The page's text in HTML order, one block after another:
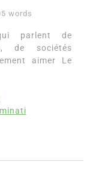
words
parlent de
de sociétés
aimer Le